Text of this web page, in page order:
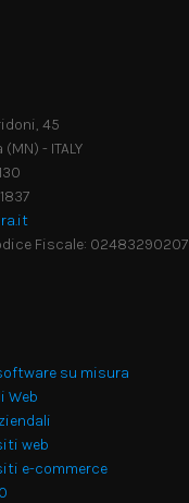
45
- ITALY
Fiscale: 02483290207
su misura
Web
web
e-commerce